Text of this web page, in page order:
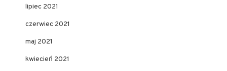
lipiec 2021
czerwiec 2021
maj 2021
kwiecień 2021